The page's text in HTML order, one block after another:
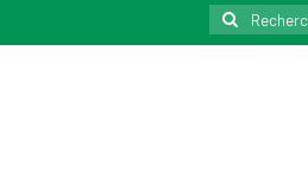
Rechercher
: